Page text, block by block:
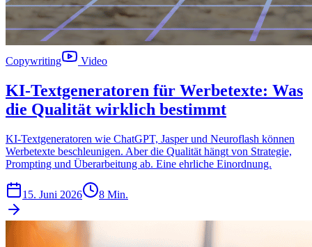
Copywriting Video
KI-Textgeneratoren für Werbetexte: Was
die Qualität wirklich bestimmt
KI-Textgeneratoren wie ChatGPT, Jasper und Neuroflash können
Werbetexte beschleunigen. Aber die Qualität hängt von Strategie,
Prompting und Überarbeitung ab. Eine ehrliche Einordnung.
15. Juni 2026 8 Min.